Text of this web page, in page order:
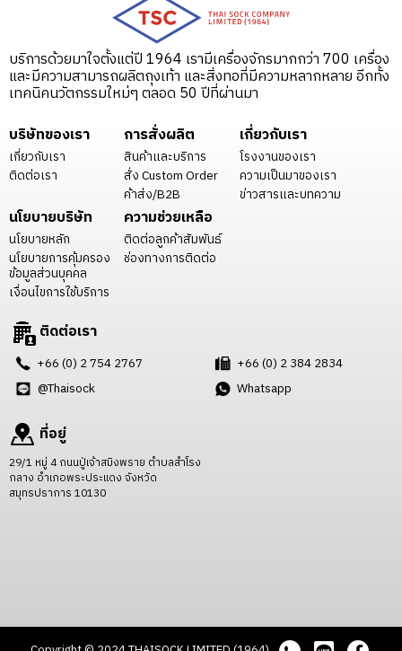
บริการด้วยมาใจตั้งแต่ปี 1964 เรามีเครื่องจักรมากกว่า 700 เครื่อง
และมีความสามารถผลิตถุงเท้า และสิ่งทอที่มีความหลากหลาย อีกทั้ง
เทคนิคนวัตกรรมใหม่ๆ ตลอด 50 ปีที่ผ่านมา
บริษัทของเรา
เกี่ยวกับเรา
ติดต่อเรา
การสั่งผลิต
สินค้าและบริการ
สั่ง Custom Order
ค้าส่ง/B2B
เกี่ยวกับเรา
โรงงานของเรา
ความเป็นมาของเรา
ข่าวสารและบทความ
นโยบายบริษัท
นโยบายหลัก
นโยบายการคุ้มครอง
ข้อมูลส่วนบุคคล
เงื่อนไขการใช้บริการ
ความช่วยเหลือ
ติดต่อลูกค้าสัมพันธ์
ช่องทางการติดต่อ
ติดต่อเรา
+66 (0) 2 754 2767
+66 (0) 2 384 2834
@Thaisock
Whatsapp
ที่อยู่
29/1 หมู่ 4 ถนนปู่เจ้าสมิงพราย ตำบลสำโรง
กลาง อำเภอพระประแดง จังหวัด
สมุทรปราการ 10130